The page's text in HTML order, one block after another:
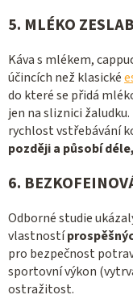
5. MLÉKO
Káva s mlékem,
účincích než klasické
do které se přidá
jen na sliznici
rychlost vstřebávání
později a působí
6.
Odborné studie
vlastností
pro bezpečnost
sportovní výkon
ostražitost.